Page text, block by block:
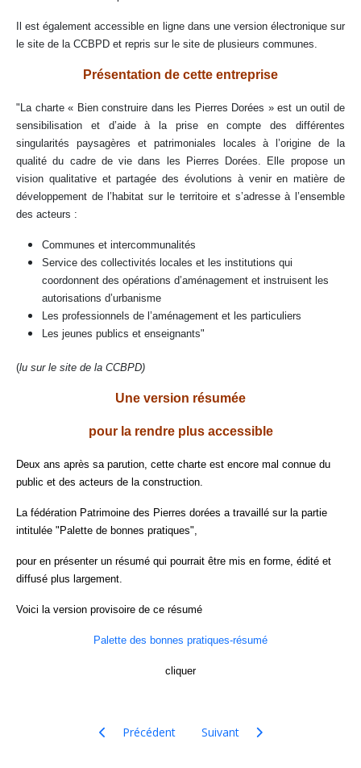
Il est également accessible en ligne dans une version électronique sur
le site de la CCBPD et repris sur le site de plusieurs communes.
Présentation de cette entreprise
"La charte « Bien construire dans les Pierres Dorées » est un outil de
sensibilisation et d’aide à la prise en compte des différentes
singularités paysagères et patrimoniales locales à l’origine de la
qualité du cadre de vie dans les Pierres Dorées. Elle propose un
vision qualitative et partagée des évolutions à venir en matière de
développement de l’habitat sur le territoire et s’adresse à l’ensemble
des acteurs :
Communes et intercommunalités
Service des collectivités locales et les institutions qui
coordonnent des opérations d’aménagement et instruisent les
autorisations d’urbanisme
Les professionnels de l’aménagement et les particuliers
Les jeunes publics et enseignants"
(lu sur le site de la CCBPD)
Une version résumée
pour la rendre plus accessible
Deux ans après sa parution, cette charte est encore mal connue du
public et des acteurs de la construction.
La fédération Patrimoine des Pierres dorées a travaillé sur la partie
intitulée "Palette de bonnes pratiques",
pour en présenter un résumé qui pourrait être mis en forme, édité et
diffusé plus largement.
Voici la version provisoire de ce résumé
Palette des bonnes pratiques-résumé
cliquer
Article précédent : Vitraux église du Bois-d'Oingt L-
Précédent Article suivant : Publication le
Suivant